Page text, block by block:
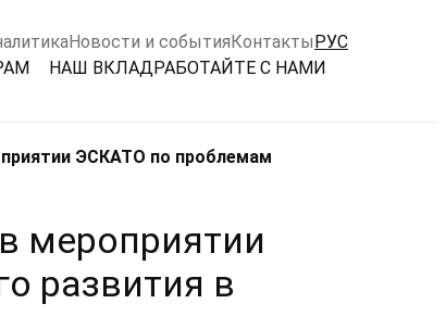
Новости и событияКонтактыРУС
НАШ ВКЛАДРАБОТАЙТЕ С НАМИ
ЭСКАТО по проблемам
мероприятии
развития в